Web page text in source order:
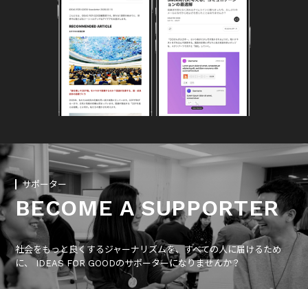
サポーター
BECOME A SUPPORTER
社会をもっと良くするジャーナリズムを、すべての人に届けるため
に、 IDEAS FOR GOODのサポーターになりませんか？